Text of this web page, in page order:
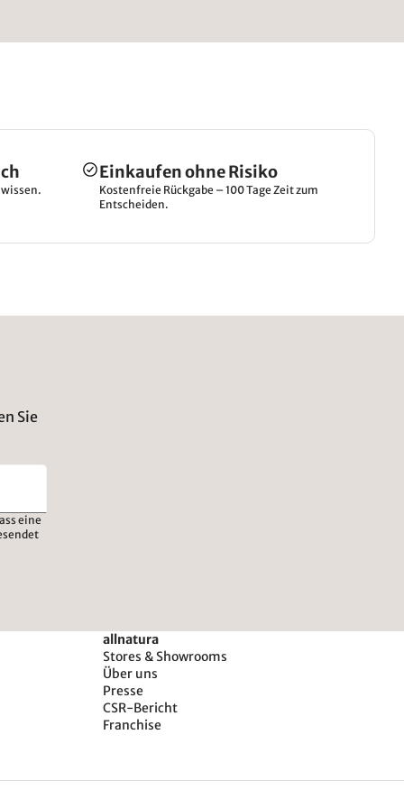
Einkaufen ohne Risiko
Kostenfreie Rückgabe – 100 Tage Zeit zum
Entscheiden.
Sie
eine
allnatura
Stores & Showrooms
Über uns
Presse
CSR-Bericht
Franchise